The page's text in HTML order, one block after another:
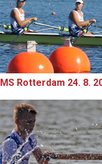
MS Rotterdam 24. 8.